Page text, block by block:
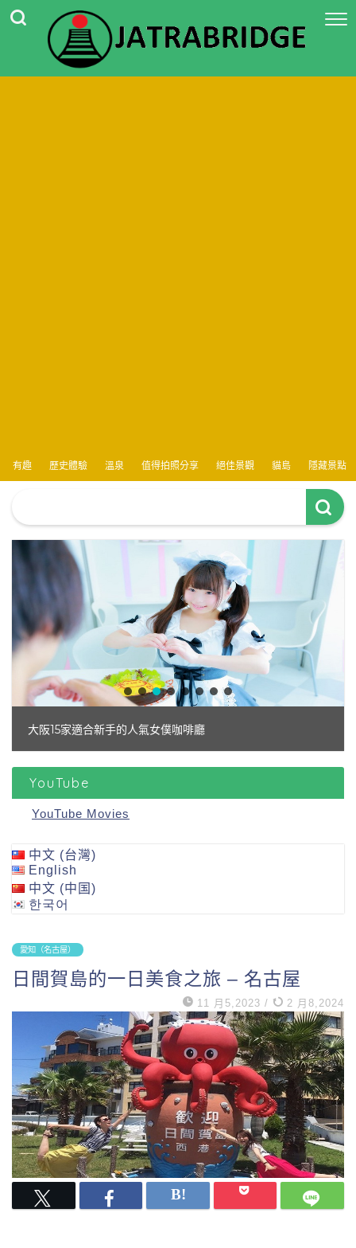
有趣 歷史體驗 溫泉 值得拍照分享 絕佳景觀 貓島 隱藏景點
金閣寺之後去哪裡？推薦10個景點
YouTube
YouTube Movies
中文 (台灣)
English
中文 (中国)
한국어
愛知（名古屋）
日間賀島的一日美食之旅 – 名古屋
11 月5,2023 / 2 月8,2024